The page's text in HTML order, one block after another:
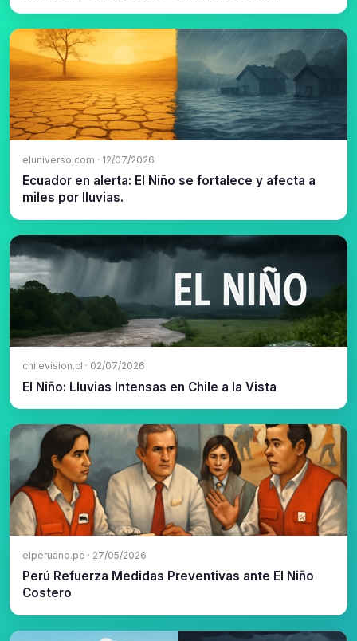
eluniverso.com · 12/07/2026
Ecuador en alerta: El Niño se fortalece y afecta a
miles por lluvias.
chilevision.cl · 02/07/2026
El Niño: Lluvias Intensas en Chile a la Vista
elperuano.pe · 27/05/2026
Perú Refuerza Medidas Preventivas ante El Niño
Costero